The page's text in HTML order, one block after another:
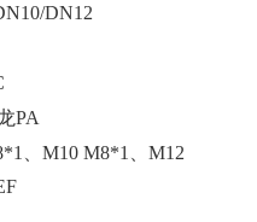
DN12
PA
、M10 M8*1、M12